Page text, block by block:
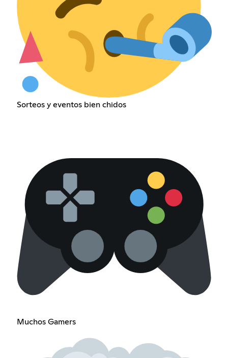
Sorteos y eventos bien chidos
Muchos Gamers